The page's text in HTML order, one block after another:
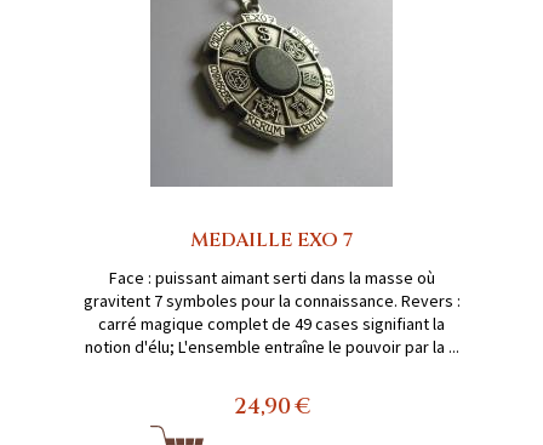
MEDAILLE EXO 7
Face : puissant aimant serti dans la masse où
gravitent 7 symboles pour la connaissance. Revers :
carré magique complet de 49 cases signifiant la
notion d'élu; L'ensemble entraîne le pouvoir par la ...
24,90 €